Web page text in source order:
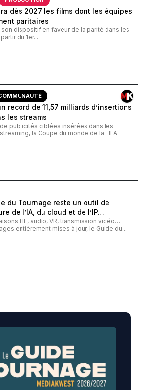
dès 2027 les films dont les équipes
paritaires
son dispositif en faveur de la parité dans les
du 1er...
record de 11,57 milliards d’insertions
les streams
de publicités ciblées insérées dans les
la Coupe du monde de la FIFA
du Tournage reste un outil de
de l’IA, du cloud et de l’IP…
HF, audio, VR, transmission vidéo…
entièrement mises à jour, le Guide du...